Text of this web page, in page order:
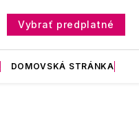
Vybrať predplatné
DOMOVSKÁ STRÁNKA